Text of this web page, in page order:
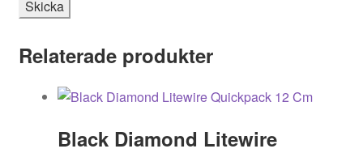
Relaterade produkter
Black Diamond Litewire